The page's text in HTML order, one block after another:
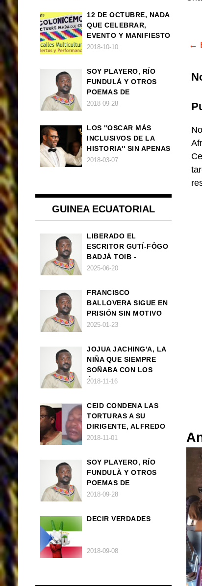
←
12 DE OCTUBRE, NADA
QUE CELEBRAR,
EVENTO Y MANIFIESTO
2018-10-10
SOY PLAYERO, RÍO
FUNDULÀ Y OTROS
POEMAS DE
FRANCISCO
2018-09-28
LOS ''OSCAR MÁS
INCLUSIVOS DE LA
HISTORIA'' SIN APENAS
TRIUNFOS AFRO
2018-03-07
GUINEA ECUATORIAL
LIBERADO EL
ESCRITOR GUTÍ-FÔGO
BADJÁ TOIB -
FRANCISCO
2025-06-20
FRANCISCO
BALLOVERA SIGUE EN
PRISIÓN SIN MOTIVO
ALGUNO
2025-01-23
JOJUA JACHING'A, LA
NIÑA QUE SIEMPRE
SOÑABA CON LOS
ÁNGELES (UN CUENTO
2018-11-16
CEID CONDENA LAS
TORTURAS A SU
DIRIGENTE, ALFREDO
OKENVE
2018-11-01
SOY PLAYERO, RÍO
FUNDULÀ Y OTROS
POEMAS DE
FRANCISCO
2018-09-28
DECIR VERDADES
2018-09-08